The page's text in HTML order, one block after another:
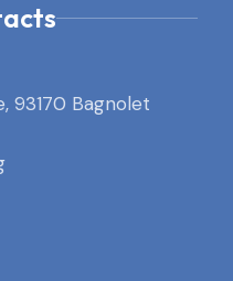
93170 Bagnolet